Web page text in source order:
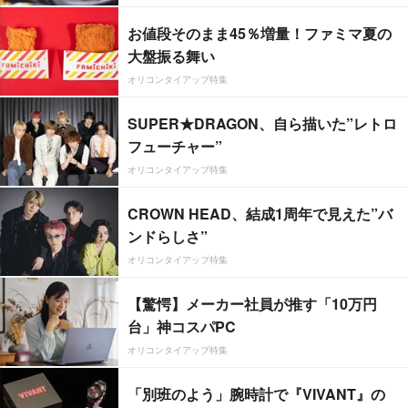
お値段そのまま45％増量！ファミマ夏の
大盤振る舞い
オリコンタイアップ特集
SUPER★DRAGON、自ら描いた”レトロ
フューチャー”
オリコンタイアップ特集
CROWN HEAD、結成1周年で見えた”バ
ンドらしさ”
オリコンタイアップ特集
【驚愕】メーカー社員が推す「10万円
台」神コスパPC
オリコンタイアップ特集
「別班のよう」腕時計で『VIVANT』の